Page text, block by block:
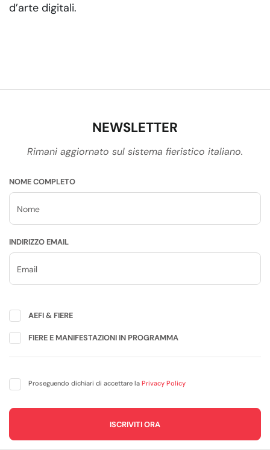
d’arte digitali.
NEWSLETTER
Rimani aggiornato sul sistema fieristico italiano.
NOME COMPLETO
INDIRIZZO EMAIL
AEFI & FIERE
FIERE E MANIFESTAZIONI IN PROGRAMMA
Proseguendo dichiari di accettare la Privacy Policy